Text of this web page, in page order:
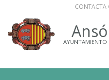
CONTACTA
Ansó
AYUNTAMIENTO